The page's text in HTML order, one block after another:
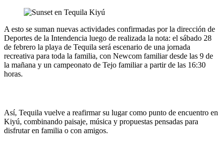
A esto se suman nuevas actividades confirmadas por la dirección de
Deportes de la Intendencia luego de realizada la nota: el sábado 28
de febrero la playa de Tequila será escenario de una jornada
recreativa para toda la familia, con Newcom familiar desde las 9 de
la mañana y un campeonato de Tejo familiar a partir de las 16:30
horas.
Así, Tequila vuelve a reafirmar su lugar como punto de encuentro en
Kiyú, combinando paisaje, música y propuestas pensadas para
disfrutar en familia o con amigos.